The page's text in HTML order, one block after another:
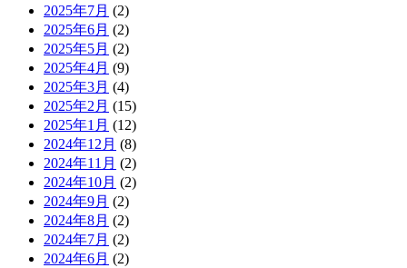
2025年7月 (2)
2025年6月 (2)
2025年5月 (2)
2025年4月 (9)
2025年3月 (4)
2025年2月 (15)
2025年1月 (12)
2024年12月 (8)
2024年11月 (2)
2024年10月 (2)
2024年9月 (2)
2024年8月 (2)
2024年7月 (2)
2024年6月 (2)